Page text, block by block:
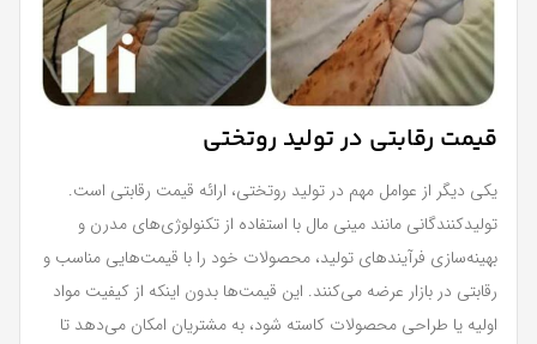
قیمت رقابتی در تولید روتختی
یکی دیگر از عوامل مهم در تولید روتختی، ارائه قیمت رقابتی است.
تولیدکنندگانی مانند مینی مال با استفاده از تکنولوژی‌های مدرن و
بهینه‌سازی فرآیندهای تولید، محصولات خود را با قیمت‌هایی مناسب و
رقابتی در بازار عرضه می‌کنند. این قیمت‌ها بدون اینکه از کیفیت مواد
اولیه یا طراحی محصولات کاسته شود، به مشتریان امکان می‌دهد تا